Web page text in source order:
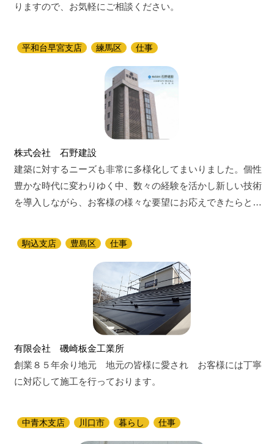
りますので、お気軽にご相談ください。
平和台早宮支店 練馬区 仕事
株式会社 石野建設
建築に対するニーズも非常に多様化してまいりました。個性
豊かな時代に変わりゆく中、数々の経験を活かし新しい技術
を導入しながら、お客様の様々な要望にお応えできたらと…
駒込支店 豊島区 仕事
有限会社 磯崎板金工業所
創業８５年余り地元 地元の皆様に愛され お客様には丁寧
に対応して施工を行っております。
中青木支店 川口市 暮らし 仕事